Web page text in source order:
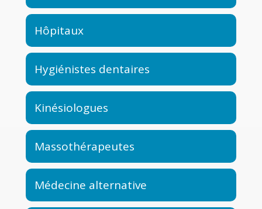
Hôpitaux
Hygiénistes dentaires
Kinésiologues
Massothérapeutes
Médecine alternative